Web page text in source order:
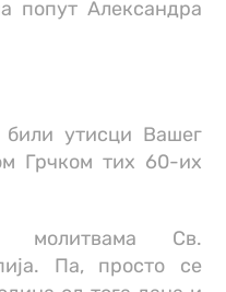
попут Александра
били утисци Вашег
Грчком тих 60-их
молитвама Св.
Па, просто се